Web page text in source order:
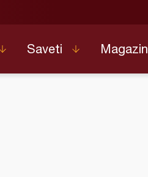
Saveti Magazin